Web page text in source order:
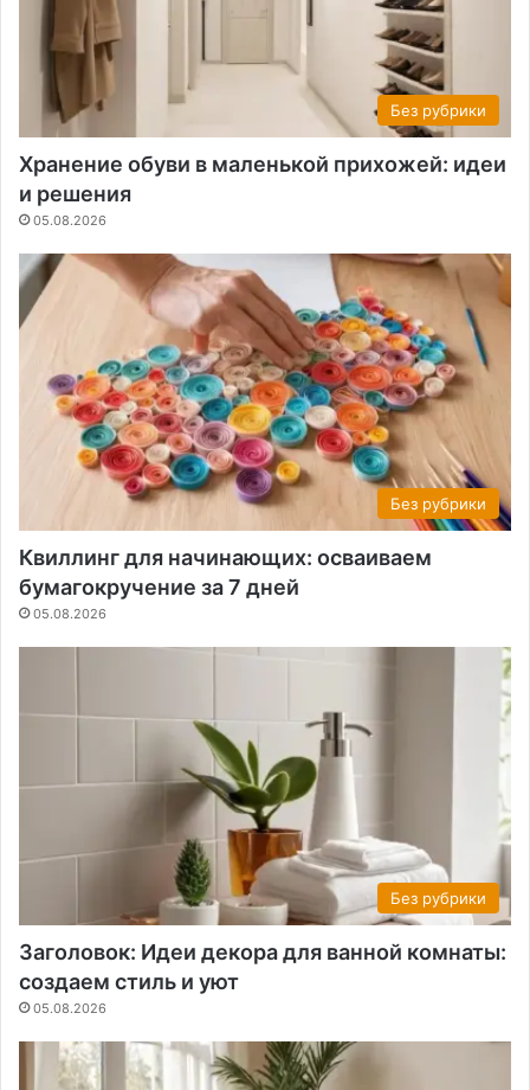
Без рубрики
Хранение обуви в маленькой прихожей: идеи
и решения
05.08.2026
Без рубрики
Квиллинг для начинающих: осваиваем
бумагокручение за 7 дней
05.08.2026
Без рубрики
Заголовок: Идеи декора для ванной комнаты:
создаем стиль и уют
05.08.2026